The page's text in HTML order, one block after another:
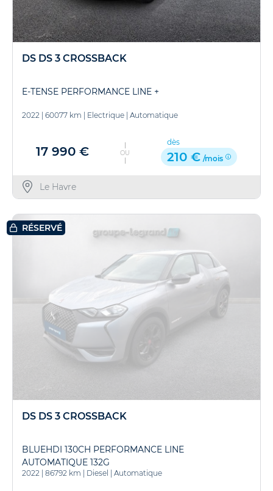
DS DS 3 CROSSBACK
E-TENSE PERFORMANCE LINE +
2022 60077 km Electrique Automatique
17 990 € OU
dès
210 € /mois
Le Havre
RÉSERVÉ
DS DS 3 CROSSBACK
BLUEHDI 130CH PERFORMANCE LINE
AUTOMATIQUE 132G
2022 86792 km Diesel Automatique